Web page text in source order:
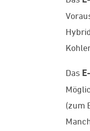
Das
(zum